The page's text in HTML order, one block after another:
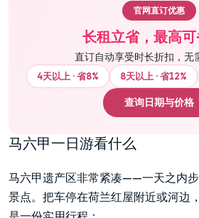
官网直订优惠
长租立省，最高可
直订自动享受时长折扣，无
4天以上 · 省8% 8天以上 · 省12%
查询日期与价格
马六甲一日游看什么
马六甲遗产区非常紧凑——一天之内
景点。把车停在荷兰红屋附近或河边